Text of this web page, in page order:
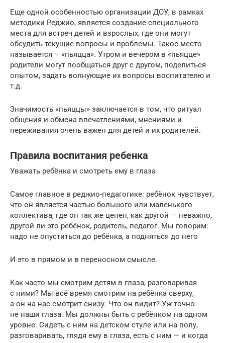
Еще одной особенностью организации ДОУ, в рамках
методики Реджио, является создание специального
места для встреч детей и взрослых, где они могут
обсудить текущие вопросы и проблемы. Такое место
называется – «пьяцца». Утром и вечером в «пьяцце»
родители могут пообщаться друг с другом, поделиться
опытом, задать волнующие их вопросы воспитателю и
т.д.
Значимость «пьяццы» заключается в том, что ритуал
общения и обмена впечатлениями, мнениями и
переживания очень важен для детей и их родителей.
Правила воспитания ребенка
Уважать ребёнка и смотреть ему в глаза
Самое главное в реджио-педагогике: ребёнок чувствует,
что он является частью большого или маленького
коллектива, где он так же ценен, как другой — неважно,
другой ли это ребёнок, родитель, педагог. Мы говорим:
надо не опуститься до ребёнка, а подняться до него
И это в прямом и в переносном смысле.
Как часто мы смотрим детям в глаза, разговаривая
с ними? Мы всё время смотрим на ребёнка сверху,
а он на нас смотрит снизу. Что он видит? Уж точно
не наши глаза. Мы должны быть с ребёнком на одном
уровне. Сидеть с ним на детском стуле или на полу,
разговаривать, глядя ему в глаза, есть с ним — и когда